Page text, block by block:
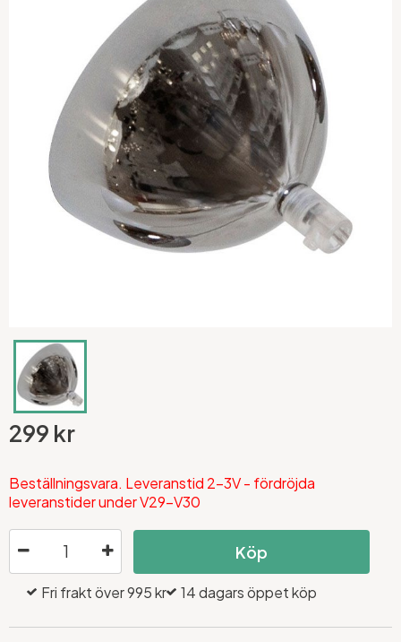
299 kr
Beställningsvara. Leveranstid 2-3V - fördröjda
leveranstider under V29-V30
Köp
Fri frakt över 995 kr 14 dagars öppet köp